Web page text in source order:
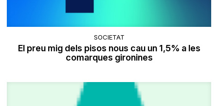
SOCIETAT
El preu mig dels pisos nous cau un 1,5% a les
comarques gironines